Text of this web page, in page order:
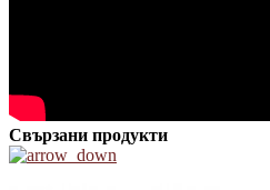
Свързани продукти